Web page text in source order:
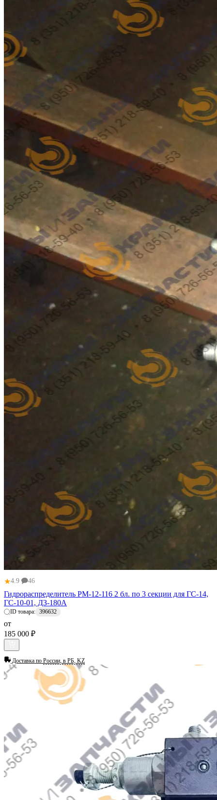
★4.9 46
Гидрораспределитель РМ-12-116 2 бл. по 3 секции для ГС-14,
ГС-10-01, ДЗ-180А
ID товара: 396632
от
185 000 ₽
Доставка по России, в РБ, KZ